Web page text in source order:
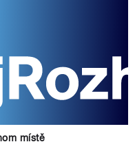
místě